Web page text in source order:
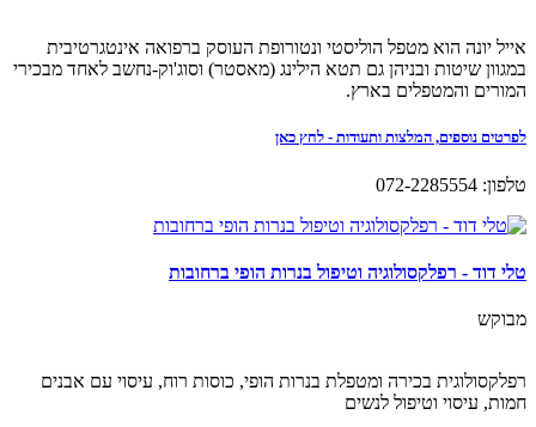
אייל יונה הוא מטפל הוליסטי ונטורופת העוסק ברפואה אינטגרטיבית
במגוון שיטות ובניהן גם תטא הילינג (מאסטר) וסוג'וק-נחשב לאחד מבכירי
המורים והמטפלים בארץ.
לפרטים נוספים, המלצות ותעודות - לחץ כאן
טלפון: 072-2285554
טלי דוד - רפלקסולוגיה וטיפול בנרות הופי ברחובות
מבוקש
רפלקסולוגית בכירה ומטפלת בנרות הופי, כוסות רוח, עיסוי עם אבנים
חמות, עיסוי וטיפול לנשים